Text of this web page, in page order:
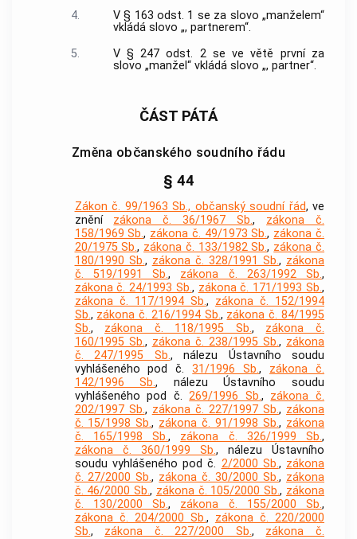
4.
V § 163 odst. 1 se za slovo „manželem“
vkládá slovo „, partnerem“.
5.
V § 247 odst. 2 se ve větě první za
slovo „manžel“ vkládá slovo „, partner“.
ČÁST PÁTÁ
Změna občanského soudního řádu
§ 44
Zákon č. 99/1963 Sb., občanský soudní řád, ve
znění zákona č. 36/1967 Sb., zákona č.
158/1969 Sb., zákona č. 49/1973 Sb., zákona č.
20/1975 Sb., zákona č. 133/1982 Sb., zákona č.
180/1990 Sb., zákona č. 328/1991 Sb., zákona
č. 519/1991 Sb., zákona č. 263/1992 Sb.,
zákona č. 24/1993 Sb., zákona č. 171/1993 Sb.,
zákona č. 117/1994 Sb., zákona č. 152/1994
Sb., zákona č. 216/1994 Sb., zákona č. 84/1995
Sb., zákona č. 118/1995 Sb., zákona č.
160/1995 Sb., zákona č. 238/1995 Sb., zákona
č. 247/1995 Sb., nálezu Ústavního soudu
vyhlášeného pod č.31/1996 Sb., zákona č.
142/1996 Sb., nálezu Ústavního soudu
vyhlášeného pod č.269/1996 Sb., zákona č.
202/1997 Sb., zákona č. 227/1997 Sb., zákona
č. 15/1998 Sb., zákona č. 91/1998 Sb., zákona
č. 165/1998 Sb., zákona č. 326/1999 Sb.,
zákona č. 360/1999 Sb., nálezu Ústavního
soudu vyhlášeného pod č. 2/2000 Sb., zákona
č. 27/2000 Sb., zákona č. 30/2000 Sb., zákona
č. 46/2000 Sb., zákona č. 105/2000 Sb., zákona
č. 130/2000 Sb., zákona č. 155/2000 Sb.,
zákona č. 204/2000 Sb., zákona č. 220/2000
Sb., zákona č. 227/2000 Sb., zákona č.